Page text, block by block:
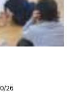
26